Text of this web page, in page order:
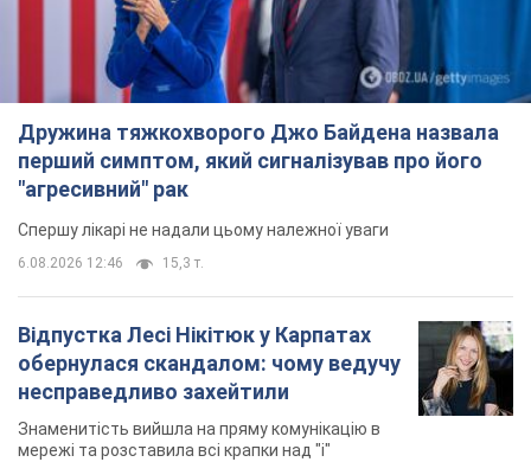
Дружина тяжкохворого Джо Байдена назвала
перший симптом, який сигналізував про його
"агресивний" рак
Спершу лікарі не надали цьому належної уваги
6.08.2026 12:46 15,3 т.
Відпустка Лесі Нікітюк у Карпатах
обернулася скандалом: чому ведучу
несправедливо захейтили
Знаменитість вийшла на пряму комунікацію в
мережі та розставила всі крапки над "і"